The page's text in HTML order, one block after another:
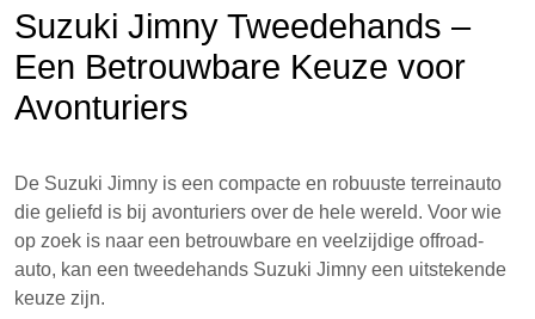
Suzuki Jimny Tweedehands –
Een Betrouwbare Keuze voor
Avonturiers
De Suzuki Jimny is een compacte en robuuste terreinauto
die geliefd is bij avonturiers over de hele wereld. Voor wie
op zoek is naar een betrouwbare en veelzijdige offroad-
auto, kan een tweedehands Suzuki Jimny een uitstekende
keuze zijn.